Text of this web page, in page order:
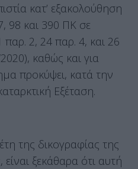
κατ’ εξακολούθηση
98 και 390 ΠΚ σε
2, 24 παρ. 4, και 26
καθώς και για
προκύψει, κατά την
Εξέταση.
της δικογραφίας της
ξεκάθαρα ότι αυτή